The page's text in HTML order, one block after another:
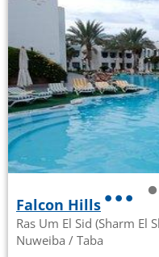
Falcon Hills
Ras Um El Sid (Sharm El
Nuweiba / Taba